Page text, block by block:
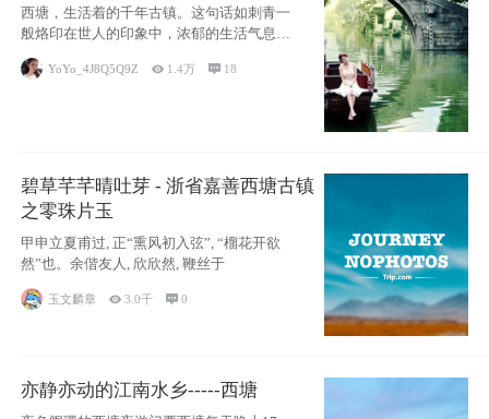
西塘，生活着的千年古镇。这句话如刺青一
般烙印在世人的印象中，浓郁的生活气息，
小桥流水
YoYo_4J8Q5Q9Z  1.4万  18
碧草芊芊晴吐芽 - 浙省嘉善西塘古镇
之零珠片玉
甲申立夏甫过, 正“熏风初入弦”, “榴花开欲
然”也。余偕友人, 欣欣然, 鞭丝于
玉文麟章  3.0千 0
亦静亦动的江南水乡-----西塘